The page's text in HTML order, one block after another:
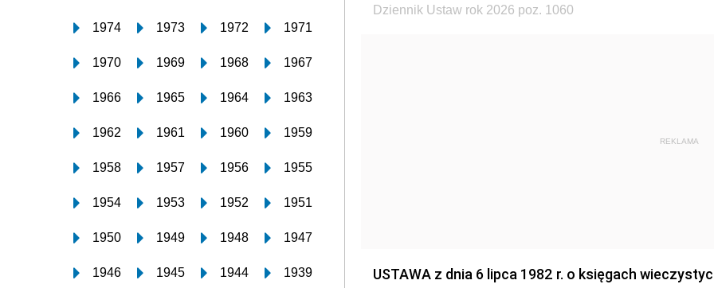
1974 1973 1972 1971
1970 1969 1968 1967
1966 1965 1964 1963
1962 1961 1960 1959
1958 1957 1956 1955
1954 1953 1952 1951
1950 1949 1948 1947
1946 1945 1944 1939
Dziennik Ustaw rok 2026 poz. 1060
REKLAMA
USTAWA z dnia 6 lipca 1982 r. o księgach